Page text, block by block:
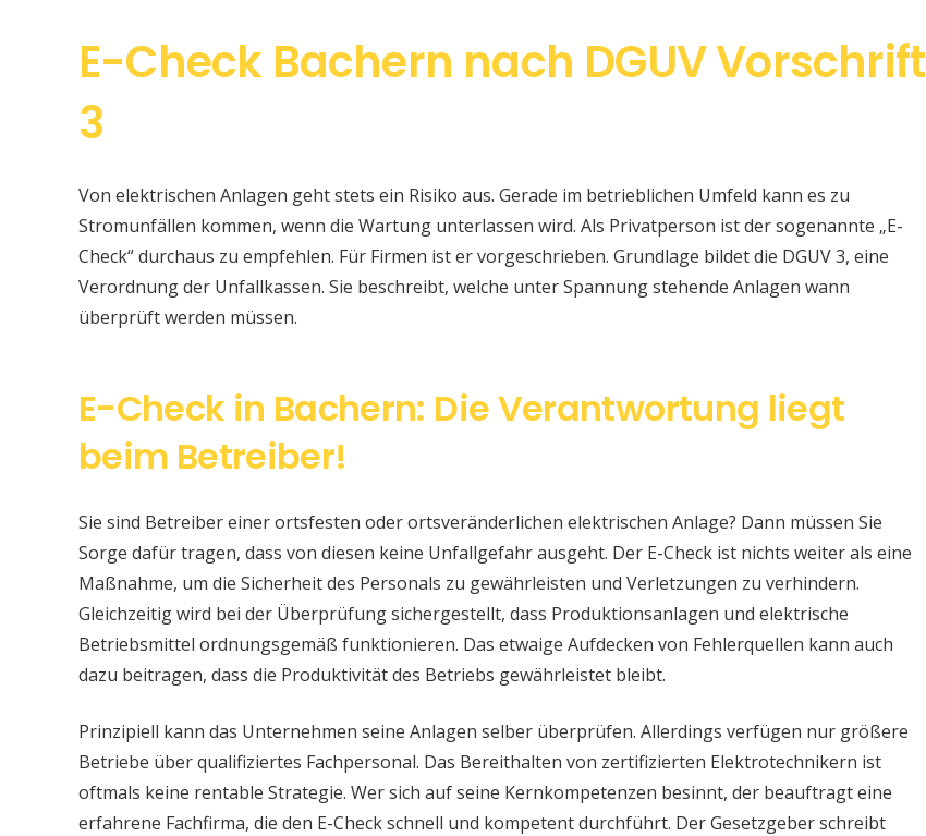
E-Check Bachern nach DGUV Vorschrift
3
Von elektrischen Anlagen geht stets ein Risiko aus. Gerade im betrieblichen Umfeld kann es zu
Stromunfällen kommen, wenn die Wartung unterlassen wird. Als Privatperson ist der sogenannte „E-
Check“ durchaus zu empfehlen. Für Firmen ist er vorgeschrieben. Grundlage bildet die DGUV 3, eine
Verordnung der Unfallkassen. Sie beschreibt, welche unter Spannung stehende Anlagen wann
überprüft werden müssen.
E-Check in Bachern: Die Verantwortung liegt
beim Betreiber!
Sie sind Betreiber einer ortsfesten oder ortsveränderlichen elektrischen Anlage? Dann müssen Sie
Sorge dafür tragen, dass von diesen keine Unfallgefahr ausgeht. Der E-Check ist nichts weiter als eine
Maßnahme, um die Sicherheit des Personals zu gewährleisten und Verletzungen zu verhindern.
Gleichzeitig wird bei der Überprüfung sichergestellt, dass Produktionsanlagen und elektrische
Betriebsmittel ordnungsgemäß funktionieren. Das etwaige Aufdecken von Fehlerquellen kann auch
dazu beitragen, dass die Produktivität des Betriebs gewährleistet bleibt.
Prinzipiell kann das Unternehmen seine Anlagen selber überprüfen. Allerdings verfügen nur größere
Betriebe über qualifiziertes Fachpersonal. Das Bereithalten von zertifizierten Elektrotechnikern ist
oftmals keine rentable Strategie. Wer sich auf seine Kernkompetenzen besinnt, der beauftragt eine
erfahrene Fachfirma, die den E-Check schnell und kompetent durchführt. Der Gesetzgeber schreibt